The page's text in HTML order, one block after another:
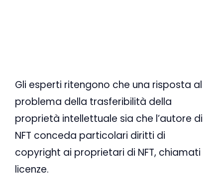
Gli esperti ritengono che una risposta al
problema della trasferibilità della
proprietà intellettuale sia che l’autore di
NFT conceda particolari diritti di
copyright ai proprietari di NFT, chiamati
licenze.